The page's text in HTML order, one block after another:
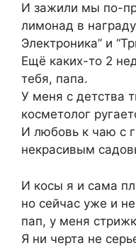
И зажили мы по-
лимонад в
Электроника” и
Ещё каких-то 2
тебя, папа.
У меня с детства
косметолог
И любовь к чаю с
некрасивым
И косы я и сама
но сейчас уже и
пап, у меня
Я ни черта не